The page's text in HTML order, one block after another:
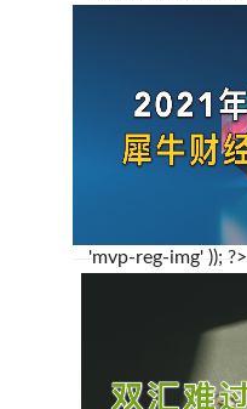
'mvp-reg-img' )); ?>